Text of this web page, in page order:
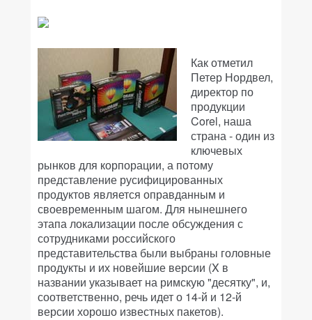
Как отметил
Петер Нордвел,
директор по
продукции
Corel, наша
страна - один из
ключевых
рынков для корпорации, а потому
представление русифицированных
продуктов является оправданным и
своевременным шагом. Для нынешнего
этапа локализации после обсуждения с
сотрудниками российского
представительства были выбраны головные
продукты и их новейшие версии (X в
названии указывает на римскую "десятку", и,
соответственно, речь идет о 14-й и 12-й
версии хорошо известных пакетов).